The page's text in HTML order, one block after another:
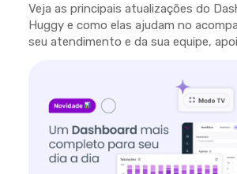
Veja as principais atualizações do
Huggy e como elas ajudam no
seu atendimento e da sua equipe,